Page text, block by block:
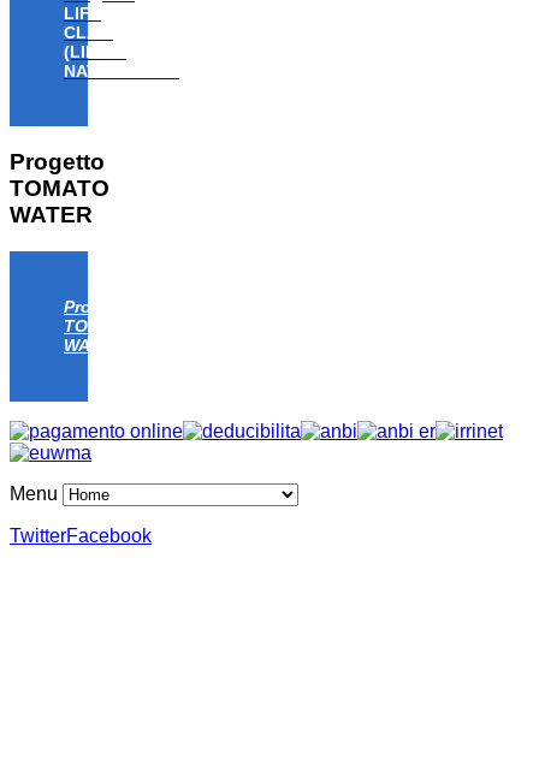
LIFE
CLAW
(LIFE18
NAT/IT/000806)
Progetto
TOMATO
WATER
Progetto
TOMATO
WATER
Menu
TwitterFacebook